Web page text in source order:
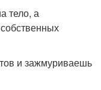
тело, а
и зажмуриваешь